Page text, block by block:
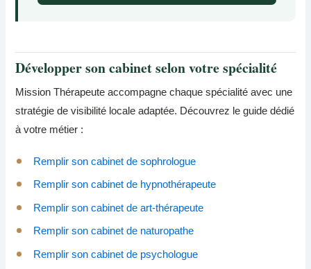
Développer son cabinet selon votre spécialité
Mission Thérapeute accompagne chaque spécialité avec une
stratégie de visibilité locale adaptée. Découvrez le guide dédié
à votre métier :
Remplir son cabinet de sophrologue
Remplir son cabinet de hypnothérapeute
Remplir son cabinet de art-thérapeute
Remplir son cabinet de naturopathe
Remplir son cabinet de psychologue